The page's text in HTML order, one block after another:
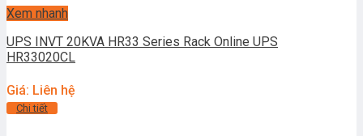
Xem nhanh
UPS INVT 20KVA HR33 Series Rack Online UPS
HR33020CL
Giá: Liên hệ
Chi tiết